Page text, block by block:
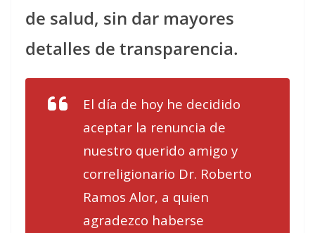
de salud, sin dar mayores
detalles de transparencia.
El día de hoy he decidido
aceptar la renuncia de
nuestro querido amigo y
correligionario Dr. Roberto
Ramos Alor, a quien
agradezco haberse